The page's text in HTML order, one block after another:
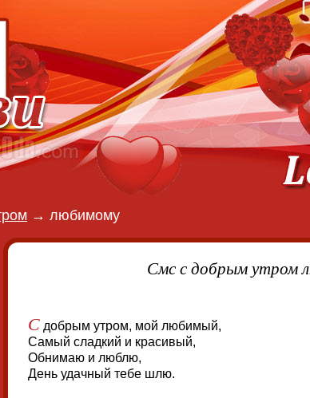
→ любимому
Смс с добрым утром
С добрым утром, мой любимый,
Самый сладкий и красивый,
Обнимаю и люблю,
День удачный тебе шлю.